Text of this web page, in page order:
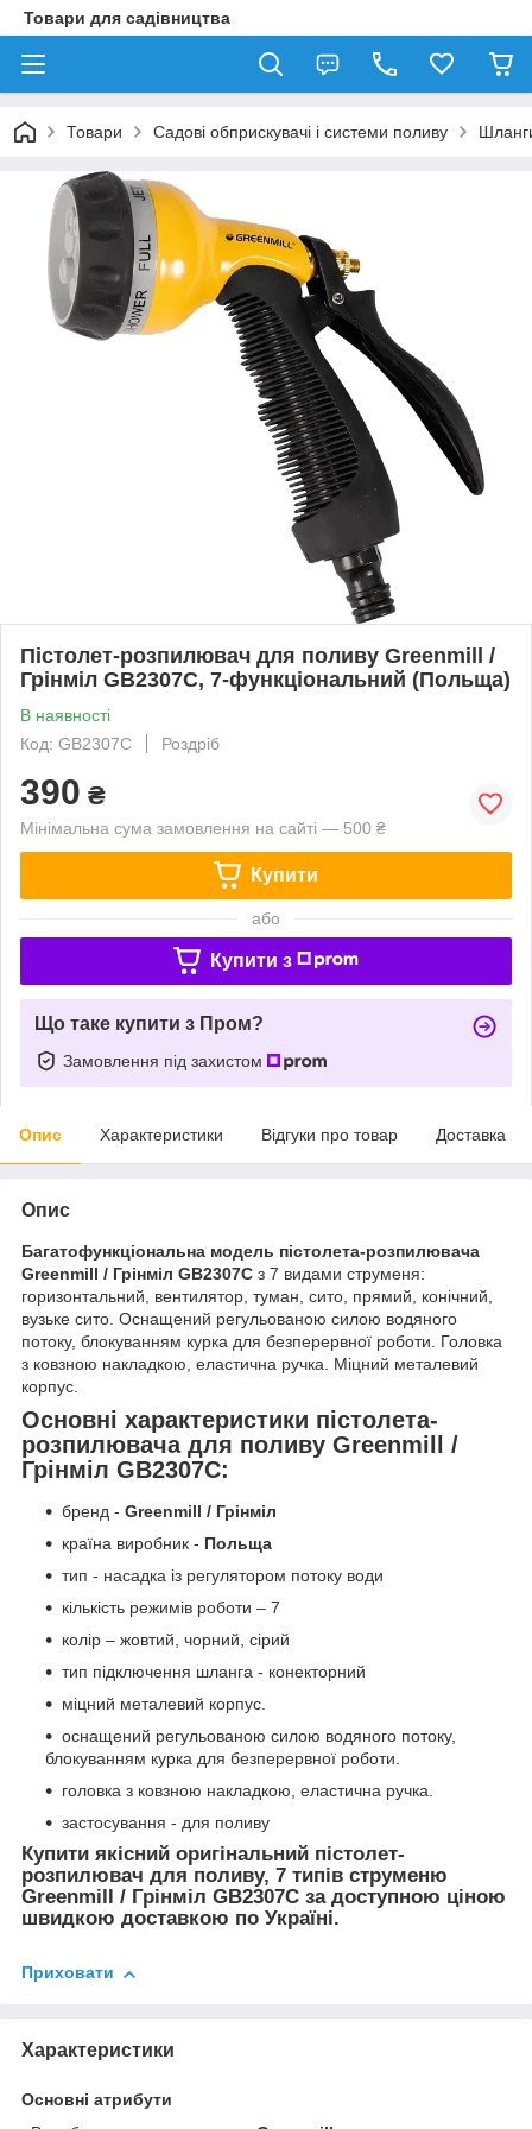
Товари для садівництва
Товари Садові обприскувачі і системи поливу
Пістолет-розпилювач для поливу Greenmill /
Грінміл GB2307C, 7-функціональний (Польща)
В наявності
Код: GB2307С
Роздріб
390 ₴
Мінімальна сума замовлення на сайті — 500 ₴
Купити
або
Купити з
Що таке купити з Пром?
Замовлення під захистом
Опис Характеристики Відгуки про товар Доставка
Опис
Багатофункціональна модель пістолета-розпилювача
Greenmill / Грінміл GB2307C з 7 видами струменя:
горизонтальний, вентилятор, туман, сито, прямий, конічний,
вузьке сито. Оснащений регульованою силою водяного
потоку, блокуванням курка для безперервної роботи. Головка
з ковзною накладкою, еластична ручка. Міцний металевий
корпус.
Основні характеристики пістолета-
розпилювача для поливу Greenmill /
Грінміл GB2307C:
бренд - Greenmill / Грінміл
країна виробник - Польща
тип - насадка із регулятором потоку води
кількість режимів роботи – 7
колір – жовтий, чорний, сірий
тип підключення шланга - конекторний
міцний металевий корпус.
оснащений регульованою силою водяного потоку,
блокуванням курка для безперервної роботи.
головка з ковзною накладкою, еластична ручка.
застосування - для поливу
Купити якісний оригінальний пістолет-
розпилювач для поливу, 7 типів струменю
Greenmill / Грінміл GB2307C за доступною ціною
швидкою доставкою по Україні.
Приховати
Характеристики
Основні атрибути